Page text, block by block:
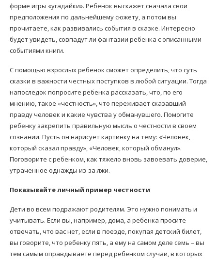
форме игры «угадайки». Ребенок выскажет сначала свои
предположения по дальнейшему сюжету, а потом вы
прочитаете, как развивались события в сказке. Интересно
будет увидеть, совпадут ли фантазии ребенка с описанными
событиями книги.
С помощью взрослых ребенок сможет определить, что суть
сказки в важности честных поступков в любой ситуации. Тогда
напоследок попросите ребенка рассказать, что, по его
мнению, такое «честность», что переживает сказавший
правду человек и какие чувства у обманувшего. Помогите
ребенку закрепить правильную мысль о честности в своем
сознании. Пусть он нарисует картинку на тему: «Человек,
который сказал правду», «Человек, который обманул».
Поговорите с ребенком, как тяжело вновь завоевать доверие,
утраченное однажды из-за лжи.
Показывайте личный пример честности
Дети во всем подражают родителям. Это нужно понимать и
учитывать. Если вы, например, дома, а ребенка просите
отвечать, что вас нет, если в поезде, покупая детский билет,
вы говорите, что ребенку пять, а ему на самом деле семь – вы
тем самым оправдываете перед ребенком случаи, в которых